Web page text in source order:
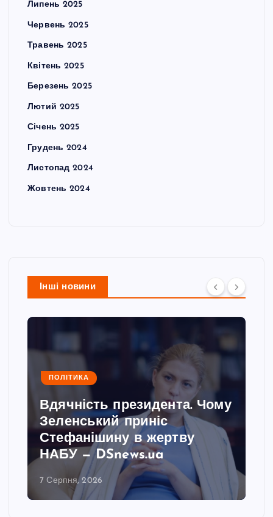
Липень 2025
Червень 2025
Травень 2025
Квітень 2025
Березень 2025
Лютий 2025
Січень 2025
Грудень 2024
Листопад 2024
Жовтень 2024
Інші новини
ПОЛІТИКА
Вдячність президента. Чому
Зеленський приніс
Стефанішину в жертву
НАБУ — DSnews.ua
7 Серпня, 2026